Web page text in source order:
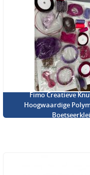
Fimo Creatieve
Hoogwaardige
Boetseerklei